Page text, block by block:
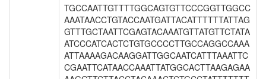
TGCCAATTGTTTTGGCAGTGTTCCCGGTTGGCC
AAATAACCTGTACCAATGATTACATTTTTTATTAG
GTTTGCTAATTCGAGTACAAATGTTATGTTCTATA
ATCCCATCACTCTGTGCCCCTTGCCAGGCCAAA
ATTAAAAGACAAGGATTGGCAATCATTTAAATTC
CGAATTCATAACCAAATTATGGCACTTAAGAGAA